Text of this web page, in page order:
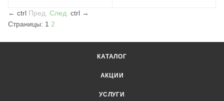
← ctrl Пред. След. ctrl →
Страницы: 1 2
КАТАЛОГ
АКЦИИ
УСЛУГИ